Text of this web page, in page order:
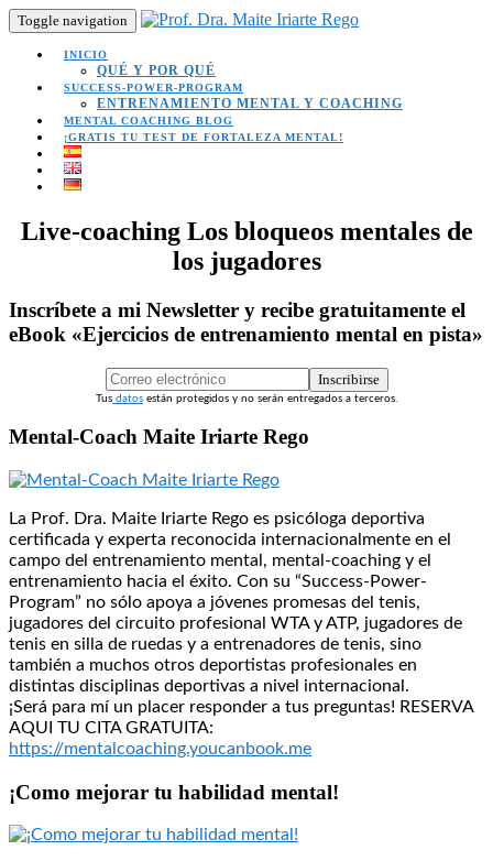
Toggle navigation
INICIO
QUÉ Y POR QUÉ
SUCCESS-POWER-PROGRAM
ENTRENAMIENTO MENTAL Y COACHING
MENTAL COACHING BLOG
¡GRATIS TU TEST DE FORTALEZA MENTAL!
Live-coaching Los bloqueos mentales de
los jugadores
Inscríbete a mi Newsletter y recibe gratuitamente el
eBook «Ejercicios de entrenamiento mental en pista»
Inscribirse
Tus datos están protegidos y no serán entregados a terceros.
Mental-Coach Maite Iriarte Rego
La Prof. Dra. Maite Iriarte Rego es psicóloga deportiva
certificada y experta reconocida internacionalmente en el
campo del entrenamiento mental, mental-coaching y el
entrenamiento hacia el éxito. Con su “Success-Power-
Program” no sólo apoya a jóvenes promesas del tenis,
jugadores del circuito profesional WTA y ATP, jugadores de
tenis en silla de ruedas y a entrenadores de tenis, sino
también a muchos otros deportistas profesionales en
distintas disciplinas deportivas a nivel internacional.
¡Será para mí un placer responder a tus preguntas! RESERVA
AQUI TU CITA GRATUITA:
https://mentalcoaching.youcanbook.me
¡Como mejorar tu habilidad mental!